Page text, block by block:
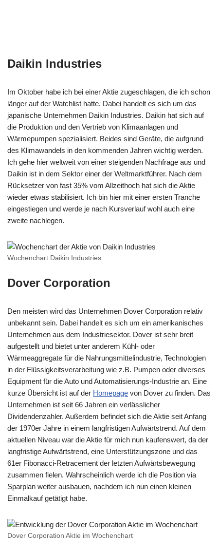
Daikin Industries
Im Oktober habe ich bei einer Aktie zugeschlagen, die ich schon
länger auf der Watchlist hatte. Dabei handelt es sich um das
japanische Unternehmen Daikin Industries. Daikin hat sich auf
die Produktion und den Vertrieb von Klimaanlagen und
Wärmepumpen spezialisiert. Beides sind Geräte, die aufgrund
des Klimawandels in den kommenden Jahren wichtig werden.
Ich gehe hier weltweit von einer steigenden Nachfrage aus und
Daikin ist in dem Sektor einer der Weltmarktführer. Nach dem
Rücksetzer von fast 35% vom Allzeithoch hat sich die Aktie
wieder etwas stabilisiert. Ich bin hier mit einer ersten Tranche
eingestiegen und werde je nach Kursverlauf wohl auch eine
zweite nachlegen.
Wochenchart Daikin Industries
Dover Corporation
Den meisten wird das Unternehmen Dover Corporation relativ
unbekannt sein. Dabei handelt es sich um ein amerikanisches
Unternehmen aus dem Industriesektor. Dover ist sehr breit
aufgestellt und bietet unter anderem Kühl- oder
Wärmeaggregate für die Nahrungsmittelindustrie, Technologien
in der Flüssigkeitsverarbeitung wie z.B. Pumpen oder diverses
Equipment für die Auto und Automatisierungs-Industrie an. Eine
kurze Übersicht ist auf der Homepage von Dover zu finden. Das
Unternehmen ist seit 66 Jahren ein verlässlicher
Dividendenzahler. Außerdem befindet sich die Aktie seit Anfang
der 1970er Jahre in einem langfristigen Aufwärtstrend. Auf dem
aktuellen Niveau war die Aktie für mich nun kaufenswert, da der
langfristige Aufwärtstrend, eine Unterstützungszone und das
61er Fibonacci-Retracement der letzten Aufwärtsbewegung
zusammen fielen. Wahrscheinlich werde ich die Position via
Sparplan weiter ausbauen, nachdem ich nun einen kleinen
Einmalkauf getätigt habe.
Dover Corporation Aktie im Wochenchart